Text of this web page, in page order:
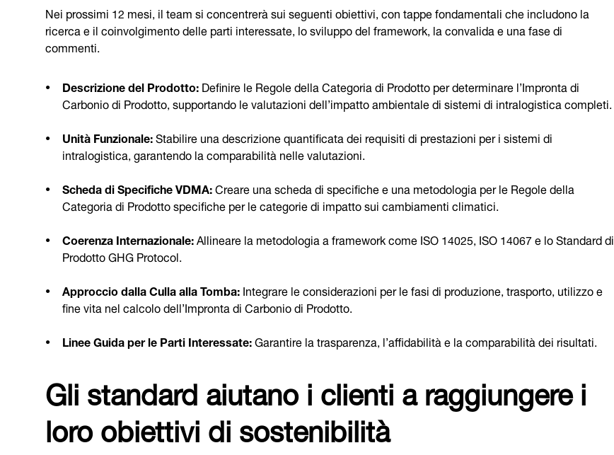
Nei prossimi 12 mesi, il team si concentrerà sui seguenti obiettivi, con tappe fondamentali che includono la
ricerca e il coinvolgimento delle parti interessate, lo sviluppo del framework, la convalida e una fase di
commenti.
Descrizione del Prodotto:Definire le Regole della Categoria di Prodotto per determinare l’Impronta di
Carbonio di Prodotto, supportando le valutazioni dell’impatto ambientale di sistemi di intralogistica completi.
Unità Funzionale:Stabilire una descrizione quantificata dei requisiti di prestazioni per i sistemi di
intralogistica, garantendo la comparabilità nelle valutazioni.
Scheda di Specifiche VDMA:Creare una scheda di specifiche e una metodologia per le Regole della
Categoria di Prodotto specifiche per le categorie di impatto sui cambiamenti climatici.
Coerenza Internazionale:Allineare la metodologia a framework come ISO 14025, ISO 14067 e lo Standard di
Prodotto GHG Protocol.
Approccio dalla Culla alla Tomba:Integrare le considerazioni per le fasi di produzione, trasporto, utilizzo e
fine vita nel calcolo dell’Impronta di Carbonio di Prodotto.
Linee Guida per le Parti Interessate:Garantire la trasparenza, l’affidabilità e la comparabilità dei risultati.
Gli standard aiutano i clienti a raggiungere i
loro obiettivi di sostenibilità